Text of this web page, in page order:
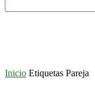
Inicio Etiquetas Pareja